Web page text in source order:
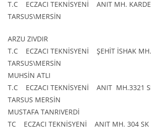
T.C ECZACI TEKNİSYENİ ANIT MH.
TARSUS\MERSİN
ARZU ZIVDIR
T.C ECZACI TEKNİSYENİ ŞEHİT İSHAK
TARSUS\MERSİN
MUHSİN ATLI
T.C ECZACI TEKNİSYENİ ANIT MH.3321
TARSUS MERSİN
MUSTAFA TANRIVERDİ
TC ECZACI TEKNİSYENİ ANIT MH. 304 SK